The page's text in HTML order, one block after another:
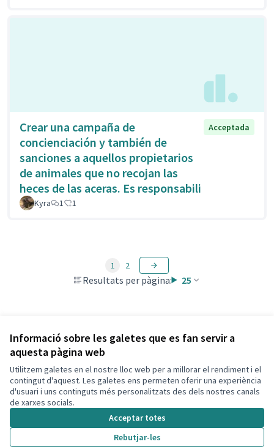
Informació sobre les galetes que es fan servir a
aquesta pàgina web
Utilitzem galetes en el nostre lloc web per a millorar el rendiment i el
contingut d'aquest. Les galetes ens permeten oferir una experiència
d'usuari i uns continguts més personalitzats des dels nostres canals
de xarxes socials.
Acceptar totes
Rebutjar-les
Crear una campaña de
concienciación y también de
sanciones a aquellos propietarios
de animales que no recojan las
heces de las aceras. Es responsabili
Acceptada
Kyra 1 1
Resultats per pàgina: 25
1 2
Veure totes les propostes retirades
Termes i condicions d'ús
Configuració de les galetes
Decidim Calafell a X
(Enllaç extern)
Decidim Calafell a Facebook
Decidim Calafell a YouTube
Decidim Calafell a GitHub
(Enllaç extern)